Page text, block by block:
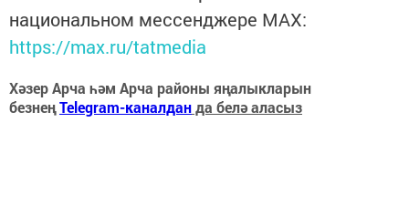
национальном мессенджере MАХ:
https://max.ru/tatmedia
Хәзер Арча һәм Арча районы яңалыкларын
безнеңTelegram-каналданда белә аласыз